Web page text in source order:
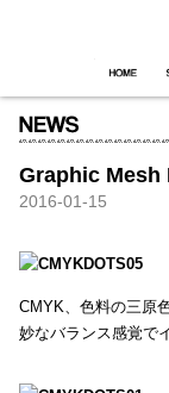
Graphic Mesh
2016-01-15
CMYK、色料の三原
妙なバランス感覚で